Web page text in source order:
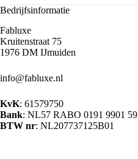
Bedrijfsinformatie
Fabluxe
Kruitenstraat 75
1976 DM IJmuiden
info@fabluxe.nl
KvK: 61579750
Bank: NL57 RABO 0191 9901 59
BTW nr: NL207737125B01